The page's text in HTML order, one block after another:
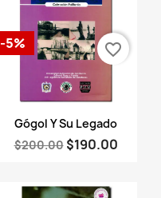
Vista rápida
Gógol Y Su Legado
$200.00 $190.00
-5% favorite_border